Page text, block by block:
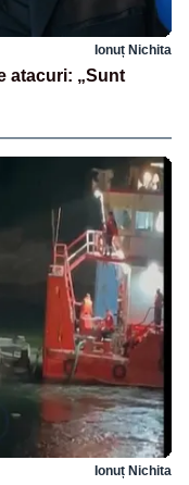
Ionuț Nichita
atacuri: „Sunt
Ionuț Nichita